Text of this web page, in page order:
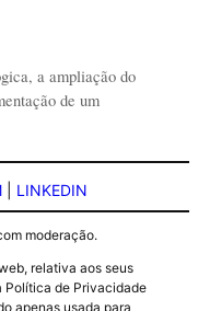
a ampliação do
de um
LINKEDIN
moderação.
relativa aos seus
Política de Privacidade
apenas usada para